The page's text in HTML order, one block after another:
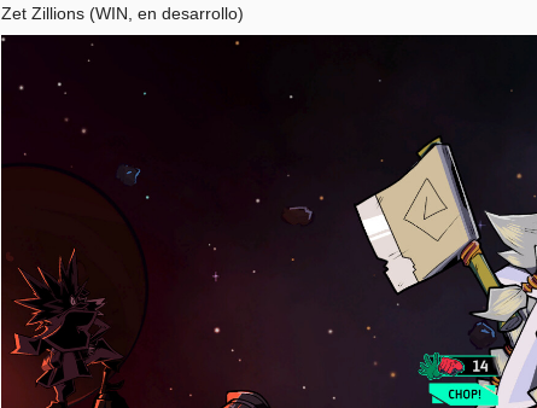
Zet Zillions (WIN, en desarrollo)